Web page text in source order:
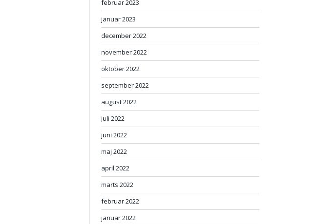
februar 2023
januar 2023
december 2022
november 2022
oktober 2022
september 2022
august 2022
juli 2022
juni 2022
maj 2022
april 2022
marts 2022
februar 2022
januar 2022